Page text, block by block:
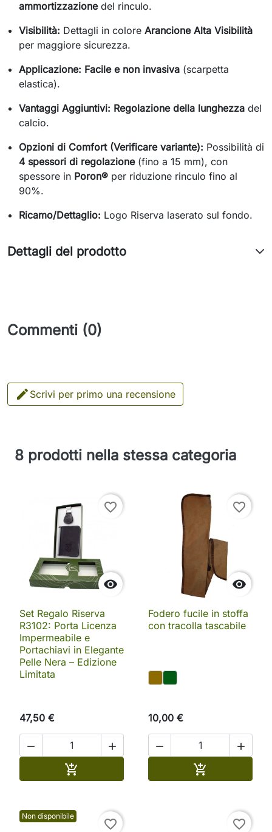
ammortizzazionedel rinculo.
Visibilità: Dettagli in coloreArancione Alta Visibilità
per maggiore sicurezza.
Applicazione: Facile e non invasiva (scarpetta
elastica).
Vantaggi Aggiuntivi: Regolazione della lunghezza del
calcio.
Opzioni di Comfort (Verificare variante): Possibilità di
4 spessori di regolazione(fino a 15 mm), con
spessore in Poron® per riduzione rinculo fino al
90%.
Ricamo/Dettaglio: Logo Riserva laserato sul fondo.
Dettagli del prodotto
Commenti (0)
 Scrivi per primo una recensione
8 prodotti nella stessa categoria

favorite_border
Set Regalo Riserva
R3102: Porta Licenza
Impermeabile e
Portachiavi in Elegante
Pelle Nera – Edizione
Limitata
47,50 €
 


favorite_border
Fodero fucile in stoffa
con tracolla tascabile
10,00 €
 

Non disponibile
favorite_border favorite_border